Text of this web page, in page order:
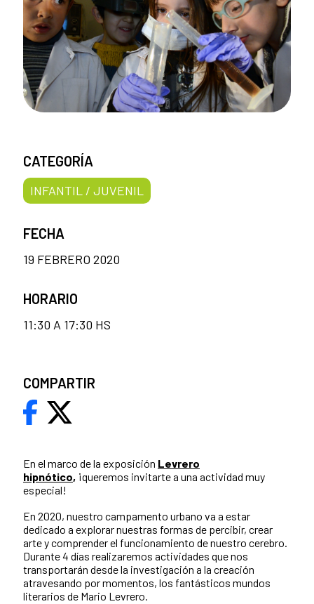
En el marco de la exposición Levrero
hipnótico, ¡queremos invitarte a una actividad muy
especial!
En 2020, nuestro campamento urbano va a estar
dedicado a explorar nuestras formas de percibir, crear
arte y comprender el funcionamiento de nuestro cerebro.
Durante 4 días realizaremos actividades que nos
transportarán desde la investigación a la creación
atravesando por momentos, los fantásticos mundos
literarios de Mario Levrero.
CATEGORÍA
INFANTIL / JUVENIL
FECHA
19 FEBRERO 2020
HORARIO
11:30 A 17:30 HS
COMPARTIR